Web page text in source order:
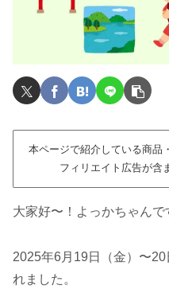
本ページで紹介している商品
フィリエイト広告が含
大家好〜！よっかちゃんで
2025年6月19日（金）〜
れました。